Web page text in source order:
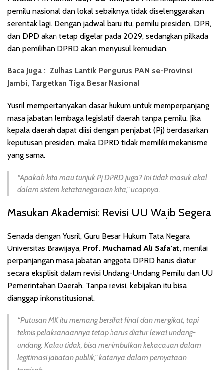
pemilu nasional dan lokal sebaiknya tidak diselenggarakan
serentak lagi. Dengan jadwal baru itu, pemilu presiden, DPR,
dan DPD akan tetap digelar pada 2029, sedangkan pilkada
dan pemilihan DPRD akan menyusul kemudian.
Baca Juga : Zulhas Lantik Pengurus PAN se-Provinsi
Jambi, Targetkan Tiga Besar Nasional
Yusril mempertanyakan dasar hukum untuk memperpanjang
masa jabatan lembaga legislatif daerah tanpa pemilu. Jika
kepala daerah dapat diisi dengan penjabat (Pj) berdasarkan
keputusan presiden, maka DPRD tidak memiliki mekanisme
yang sama.
“Apakah kita mau tunjuk Pj DPRD juga? Ini tidak masuk akal
dalam sistem ketatanegaraan kita,” ucapnya.
Masukan Akademisi: Revisi UU Wajib Segera
Senada dengan Yusril, Guru Besar Hukum Tata Negara
Universitas Brawijaya, Prof. Muchamad Ali Safa’at, menilai
perpanjangan masa jabatan anggota DPRD harus diatur
secara eksplisit dalam revisi Undang-Undang Pemilu dan UU
Pemerintahan Daerah. Tanpa revisi, kebijakan itu bisa
dianggap inkonstitusional.
“Putusan MK itu memang bersifat final dan mengikat, tapi
teknis pelaksanaannya tetap harus diatur lewat undang-
undang. Kalau tidak, bisa menimbulkan kekacauan dalam
legitimasi jabatan publik,” katanya dalam pernyataan